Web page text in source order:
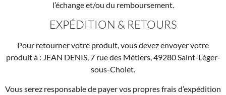
l’échange et/ou du remboursement.
EXPÉDITION & RETOURS
Pour retourner votre produit, vous devez envoyer votre
produit à : JEAN DENIS, 7 rue des Métiers, 49280 Saint-Léger-
sous-Cholet.
Vous serez responsable de payer vos propres frais d’expédition